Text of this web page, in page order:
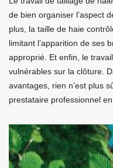
de bien organiser l’aspect
plus, la taille de haie
limitant l’apparition de ses
approprié. Et enfin, le
vulnérables sur la clôture.
avantages, rien n’est plus
prestataire professionnel